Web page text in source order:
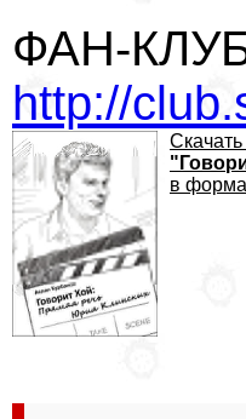
ФАН-
http://
Скачать
в